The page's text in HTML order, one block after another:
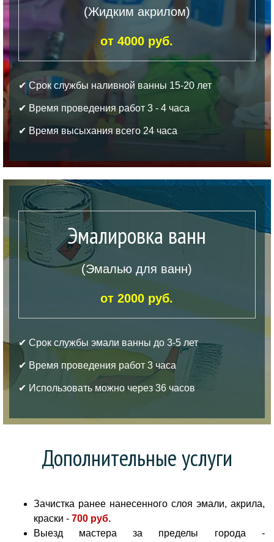
(Жидким акрилом)
от 4000 руб.
✔ Срок службы наливной ванны 15-20 лет
✔ Время проведения работ 3 - 4 часа
✔ Время высыхания всего 24 часа
Эмалировка ванн
(Эмалью для ванн)
от 2000 руб.
✔ Срок службы эмали ванны до 3-5 лет
✔ Время проведения работ 3 часа
✔ Использовать можно через 36 часов
Дополнительные услуги
Зачистка ранее нанесенного слоя эмали, акрила,
краски - 700 руб.
Выезд мастера за пределы города -